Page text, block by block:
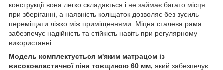
конструкції вона легко складається і не займає багато місця
при зберіганні, а наявність коліщаток дозволяє без зусиль
переміщати ліжко між приміщеннями. Міцна сталева рама
забезпечує надійність та стійкість навіть при регулярному
використанні.
Модель комплектується м'яким матрацом із
високоеластичної піни товщиною 60 мм, який забезпечує